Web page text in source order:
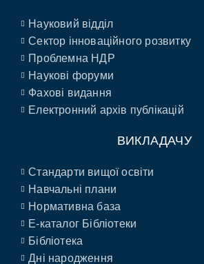
Науковий відділ
Сектор інноваційного розвитку
Проблемна НДР
Наукові форуми
Фахові видання
Електронний архів публікацій
ВИКЛАДАЧУ
Стандарти вищої освіти
Навчальні плани
Нормативна база
E-каталог Бібліотеки
Бібліотека
Дні народження